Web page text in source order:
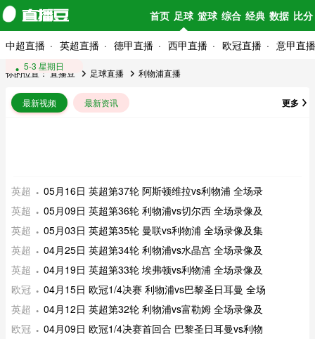
首页 足球 篮球 综合 经典 数据 比分
中超直播 英超直播 德甲直播 西甲直播 欧冠直播 意甲直播
你的位置：直播豆 足球直播 利物浦直播
更多
最新视频 最新资讯
英超
05月16日 英超第37轮 阿斯顿维拉vs利物浦 全场录
英超
05月09日 英超第36轮 利物浦vs切尔西 全场录像及
英超
05月03日 英超第35轮 曼联vs利物浦 全场录像及集
英超
04月25日 英超第34轮 利物浦vs水晶宫 全场录像及
英超
04月19日 英超第33轮 埃弗顿vs利物浦 全场录像及
欧冠
04月15日 欧冠1/4决赛 利物浦vs巴黎圣日耳曼 全场
英超
04月12日 英超第32轮 利物浦vs富勒姆 全场录像及
欧冠
04月09日 欧冠1/4决赛首回合 巴黎圣日耳曼vs利物
5-16 星期六
5-9 星期六
5-3 星期日